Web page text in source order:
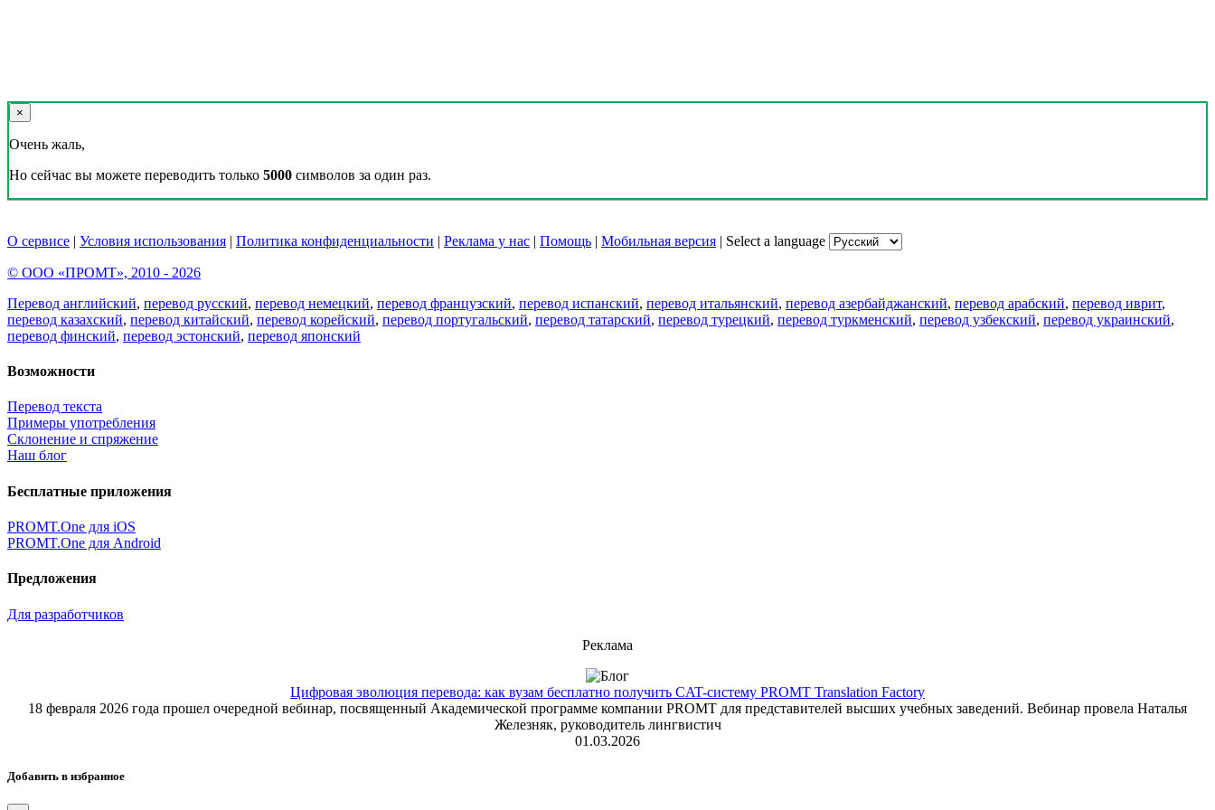
×
Очень жаль,
Но сейчас вы можете переводить только 5000 символов за один раз.
О сервисе | Условия использования | Политика конфиденциальности | Реклама у нас | Помощь | Мобильная версия | Select a language
© ООО «ПРОМТ», 2010 - 2026
Перевод английский, перевод русский, перевод немецкий, перевод французский, перевод испанский, перевод итальянский, перевод азербайджанский, перевод арабский, перевод иврит,
перевод казахский, перевод китайский, перевод корейский, перевод португальский, перевод татарский, перевод турецкий, перевод туркменский, перевод узбекский, перевод украинский,
перевод финский, перевод эстонский, перевод японский
Возможности
Перевод текста
Примеры употребления
Склонение и спряжение
Наш блог
Бесплатные приложения
PROMT.One для iOS
PROMT.One для Android
Предложения
Для разработчиков
Реклама
Цифровая эволюция перевода: как вузам бесплатно получить CAT-систему PROMT Translation Factory
18 февраля 2026 года прошел очередной вебинар, посвященный Академической программе компании PROMT для представителей высших учебных заведений. Вебинар провела Наталья
Железняк, руководитель лингвистич
01.03.2026
Добавить в избранное